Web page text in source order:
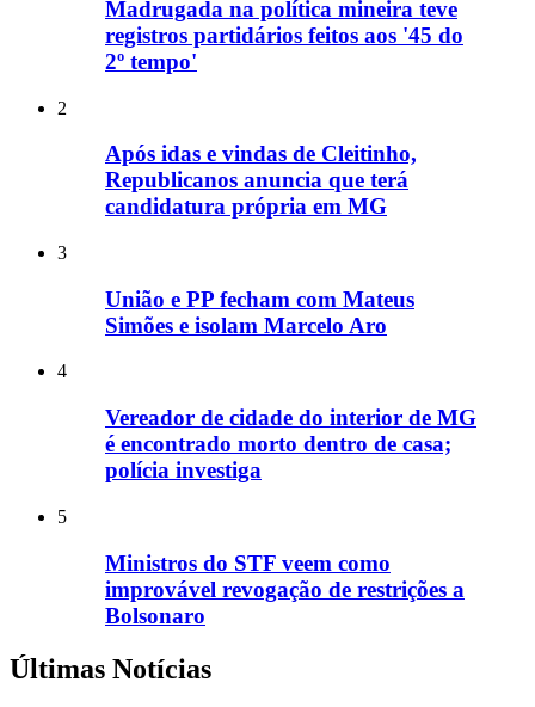
Madrugada na política mineira teve
registros partidários feitos aos '45 do
2º tempo'
2
Após idas e vindas de Cleitinho,
Republicanos anuncia que terá
candidatura própria em MG
3
União e PP fecham com Mateus
Simões e isolam Marcelo Aro
4
Vereador de cidade do interior de MG
é encontrado morto dentro de casa;
polícia investiga
5
Ministros do STF veem como
improvável revogação de restrições a
Bolsonaro
Últimas Notícias